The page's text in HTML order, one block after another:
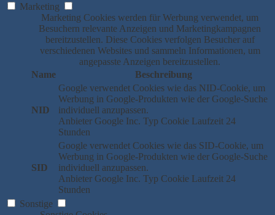
Marketing
Marketing Cookies werden für Werbung verwendet, um
Besuchern relevante Anzeigen und Marketingkampagnen
bereitzustellen. Diese Cookies verfolgen Besucher auf
verschiedenen Websites und sammeln Informationen, um
angepasste Anzeigen bereitzustellen.
Name
Beschreibung
NID
Google verwendet Cookies wie das NID-Cookie, um
Werbung in Google-Produkten wie der Google-Suche
individuell anzupassen.
Anbieter Google Inc. Typ Cookie Laufzeit 24
Stunden
SID
Google verwendet Cookies wie das SID-Cookie, um
Werbung in Google-Produkten wie der Google-Suche
individuell anzupassen.
Anbieter Google Inc. Typ Cookie Laufzeit 24
Stunden
Sonstige